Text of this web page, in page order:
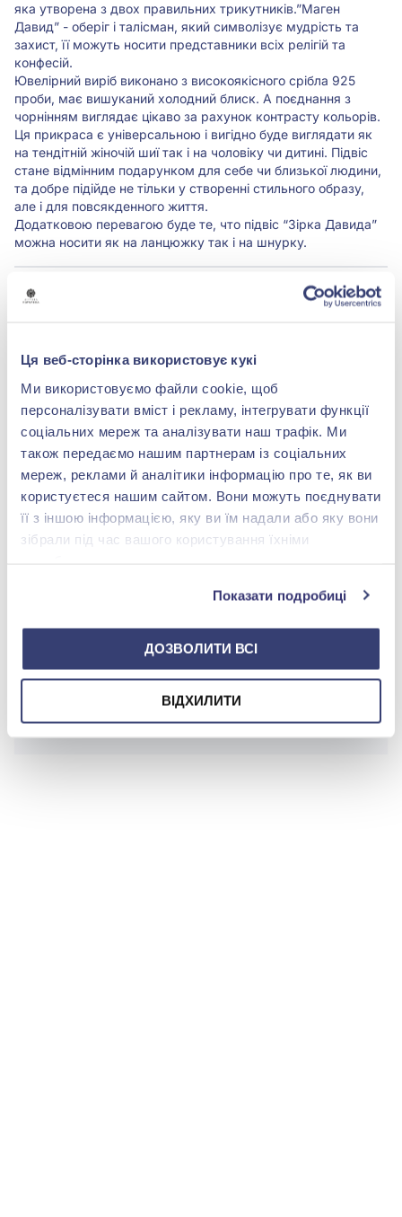
Ця веб-сторінка використовує кукі
Ми використовуємо файли cookie, щоб
персоналізувати вміст і рекламу, інтегрувати функції
соціальних мереж та аналізувати наш трафік. Ми
також передаємо нашим партнерам із соціальних
мереж, реклами й аналітики інформацію про те, як ви
користуєтеся нашим сайтом. Вони можуть поєднувати
її з іншою інформацією, яку ви їм надали або яку вони
зібрали під час вашого користування їхніми
Показати подробиці
ДОЗВОЛИТИ ВСІ
ВІДХИЛИТИ
яка утворена з двох правильних трикутників.”Маген
Давид” - оберіг і талісман, який символізує мудрість та
захист, її можуть носити представники всіх релігій та
конфесій.
Ювелірний виріб виконано з високоякісного срібла 925
проби, має вишуканий холодний блиск. А поєднання з
чорнінням виглядає цікаво за рахунок контрасту кольорів.
Ця прикраса є універсальною і вигідно буде виглядати як
на тендітній жіночій шиї так і на чоловіку чи дитині. Підвіс
стане відмінним подарунком для себе чи близької людини,
та добре підійде не тільки у створенні стильного образу,
але і для повсякденного життя.
Додатковою перевагою буде те, что підвіс “Зірка Давида”
можна носити як на ланцюжку так і на шнурку.
Характеристики
Метал:
Покриття: РодіюванняЧорніння
БРЕНДОВЕ ПАКУВАННЯ
shop@zolotakoroleva.ua
0 800 501 276